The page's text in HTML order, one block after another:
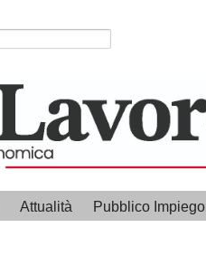
Attualità Pubblico Impiego